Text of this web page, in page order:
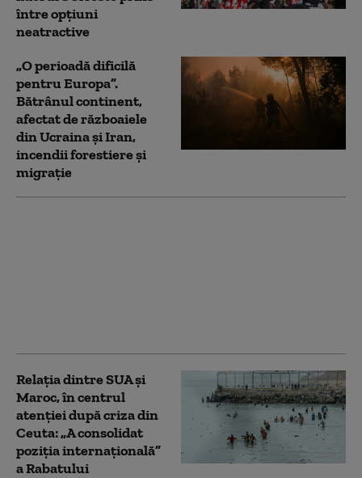
între opțiuni
neatractive
„O perioadă dificilă
pentru Europa”.
Bătrânul continent,
afectat de războaiele
din Ucraina și Iran,
incendii forestiere și
migrație
Relația dintre SUA și
Maroc, în centrul
atenției după criza din
Ceuta: „A consolidat
poziția internațională”
a Rabatului